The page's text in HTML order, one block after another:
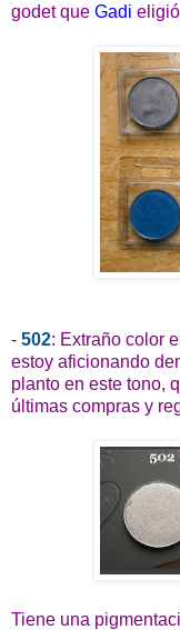
godet que Gadi
- 502: Extraño color
estoy aficionando
planto en este tono,
últimas compras y
Tiene una